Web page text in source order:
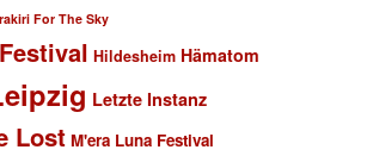
For The Sky
Hildesheim Hämatom
Letzte Instanz
Lost M'era Luna Festival